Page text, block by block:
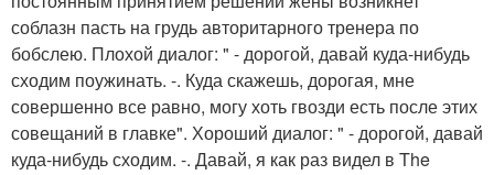
соблазн пасть на грудь авторитарного тренера по
бобслею. Плохой диалог: " - дорогой, давай куда-нибудь
сходим поужинать. -. Куда скажешь, дорогая, мне
совершенно все равно, могу хоть гвозди есть после этих
совещаний в главке". Хороший диалог: " - дорогой, давай
куда-нибудь сходим. -. Давай, я как раз видел в The